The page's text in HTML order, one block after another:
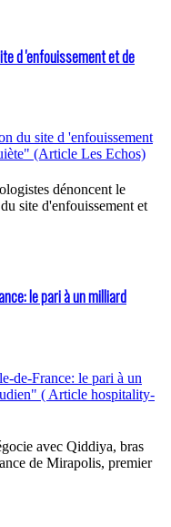
d 'enfouissement et de
dénoncent le
site d'enfouissement et
le pari à un milliard
avec Qiddiya, bras
de Mirapolis, premier